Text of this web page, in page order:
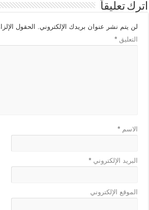
اترك تعليقاً
لن يتم نشر عنوان بريدك الإلكتروني. الحقول
التعليق*
الاسم*
البريد الإلكتروني*
الموقع الإلكتروني